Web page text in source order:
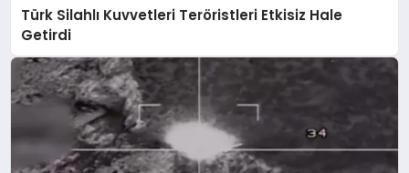
Türk Silahlı Kuvvetleri Teröristleri Etkisiz Hale
Getirdi